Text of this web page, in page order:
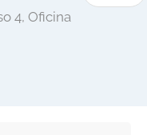
4, Oficina